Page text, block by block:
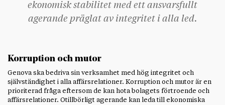
ekonomisk stabilitet med ett ansvarsfullt
agerande präglat av integritet i alla led.
Korruption och mutor
Genova ska bedriva sin verksamhet med hög integritet och
självständighet i alla affärsrelationer. Korruption och mutor är en
prioriterad fråga eftersom de kan hota bolagets förtroende och
affärsrelationer. Otillbörligt agerande kan leda till ekonomiska